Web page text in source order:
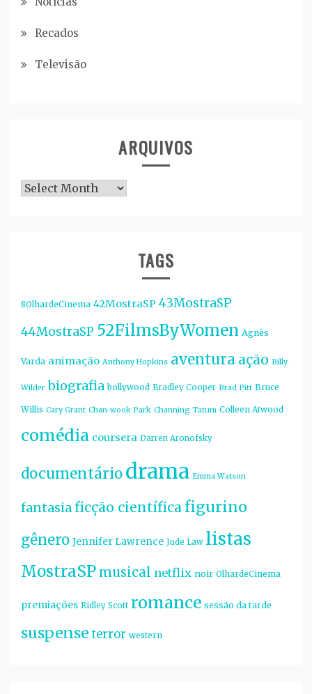
Recados
Televisão
ARQUIVOS
Arquivos
TAGS
8OlhardeCinema 42MostraSP 43MostraSP
44MostraSP 52FilmsByWomen Agnès
Varda animação Anthony Hopkins aventura ação Billy
Wilder biografia bollywood Bradley Cooper Brad Pitt Bruce
Willis Cary Grant Chan-wook Park Channing Tatum Colleen Atwood
comédia coursera Darren Aronofsky
documentáriodrama Emma Watson
fantasiaficção científicafigurino
gênero Jennifer Lawrence Jude Law listas
MostraSP musical netflix noir OlhardeCinema
premiações Ridley Scott romance sessão da tarde
suspense terror western